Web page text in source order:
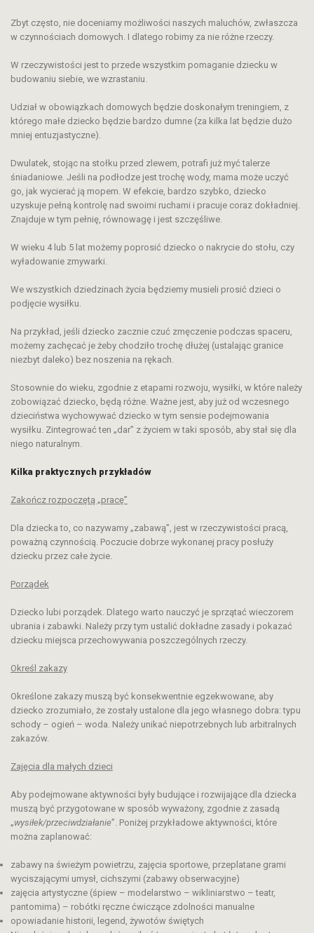
Zbyt często, nie doceniamy możliwości naszych maluchów, zwłaszcza
w czynnościach domowych. I dlatego robimy za nie różne rzeczy.
W rzeczywistości jest to przede wszystkim pomaganie dziecku w
budowaniu siebie, we wzrastaniu.
Udział w obowiązkach domowych będzie doskonałym treningiem, z
którego małe dziecko będzie bardzo dumne (za kilka lat będzie dużo
mniej entuzjastyczne).
Dwulatek, stojąc na stołku przed zlewem, potrafi już myć talerze
śniadaniowe. Jeśli na podłodze jest trochę wody, mama może uczyć
go, jak wycierać ją mopem. W efekcie, bardzo szybko, dziecko
uzyskuje pełną kontrolę nad swoimi ruchami i pracuje coraz dokładniej.
Znajduje w tym pełnię, równowagę i jest szczęśliwe.
W wieku 4 lub 5 lat możemy poprosić dziecko o nakrycie do stołu, czy
wyładowanie zmywarki.
We wszystkich dziedzinach życia będziemy musieli prosić dzieci o
podjęcie wysiłku.
Na przykład, jeśli dziecko zacznie czuć zmęczenie podczas spaceru,
możemy zachęcać je żeby chodziło trochę dłużej (ustalając granice
niezbyt daleko) bez noszenia na rękach.
Stosownie do wieku, zgodnie z etapami rozwoju, wysiłki, w które należy
zobowiązać dziecko, będą różne. Ważne jest, aby już od wczesnego
dzieciństwa wychowywać dziecko w tym sensie podejmowania
wysiłku. Zintegrować ten „dar” z życiem w taki sposób, aby stał się dla
niego naturalnym.
Kilka praktycznych przykładów
Zakończ rozpoczętą „pracę”
Dla dziecka to, co nazywamy „zabawą”, jest w rzeczywistości pracą,
poważną czynnością. Poczucie dobrze wykonanej pracy posłuży
dziecku przez całe życie.
Porządek
Dziecko lubi porządek. Dlatego warto nauczyć je sprzątać wieczorem
ubrania i zabawki. Należy przy tym ustalić dokładne zasady i pokazać
dziecku miejsca przechowywania poszczególnych rzeczy.
Określ zakazy
Określone zakazy muszą być konsekwentnie egzekwowane, aby
dziecko zrozumiało, że zostały ustalone dla jego własnego dobra: typu
schody – ogień – woda. Należy unikać niepotrzebnych lub arbitralnych
zakazów.
Zajęcia dla małych dzieci
Aby podejmowane aktywności były budujące i rozwijające dla dziecka
muszą być przygotowane w sposób wyważony, zgodnie z zasadą
„wysiłek/przeciwdziałanie”. Poniżej przykładowe aktywności, które
można zaplanować:
zabawy na świeżym powietrzu, zajęcia sportowe, przeplatane grami
wyciszającymi umysł, cichszymi (zabawy obserwacyjne)
zajęcia artystyczne (śpiew – modelarstwo – wikliniarstwo – teatr,
pantomima) – robótki ręczne ćwiczące zdolności manualne
opowiadanie historii, legend, żywotów świętych